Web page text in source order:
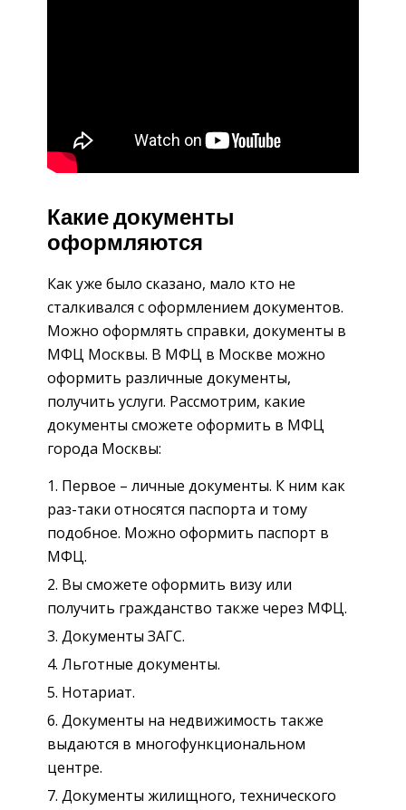
Какие документы
оформляются
Как уже было сказано, мало кто не
сталкивался с оформлением документов.
Можно оформлять справки, документы в
МФЦ Москвы. В МФЦ в Москве можно
оформить различные документы,
получить услуги. Рассмотрим, какие
документы сможете оформить в МФЦ
города Москвы:
Первое – личные документы. К ним как
раз-таки относятся паспорта и тому
подобное. Можно оформить паспорт в
МФЦ.
Вы сможете оформить визу или
получить гражданство также через МФЦ.
Документы ЗАГС.
Льготные документы.
Нотариат.
Документы на недвижимость также
выдаются в многофункциональном
центре.
Документы жилищного, технического